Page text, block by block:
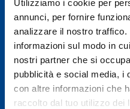
Utilizziamo i cookie per
annunci, per fornire
analizzare il nostro traffico.
informazioni sul modo in
nostri partner che si
pubblicità e social media, i
con altre informazioni che
raccolto dal tuo utilizzo dei
Contratti di Filiera
Gestione digitale
Misura 1144/2014
Pareri interpretativi e
SHOP